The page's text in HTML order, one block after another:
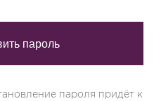
пароля придёт к